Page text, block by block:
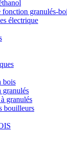
fonction granulés-
électrique
bois
granulés
granulés
bouilleurs